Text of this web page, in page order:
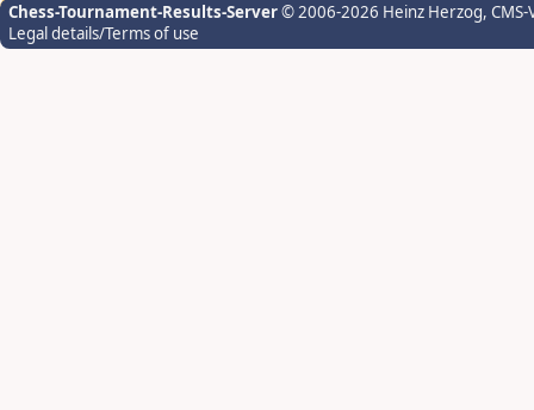
Chess-Tournament-Results-Server© 2006-2026 Heinz Herzog,
Legal details/Terms of use